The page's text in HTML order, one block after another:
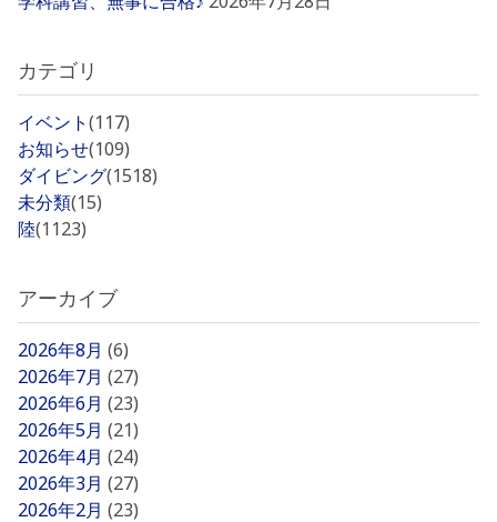
カテゴリ
イベント(117)
お知らせ(109)
ダイビング(1518)
未分類(15)
陸(1123)
アーカイブ
2026年8月 (6)
2026年7月 (27)
2026年6月 (23)
2026年5月 (21)
2026年4月 (24)
2026年3月 (27)
2026年2月 (23)